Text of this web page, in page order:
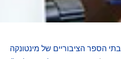
בתי הספר הציבוריים של מינטונקה